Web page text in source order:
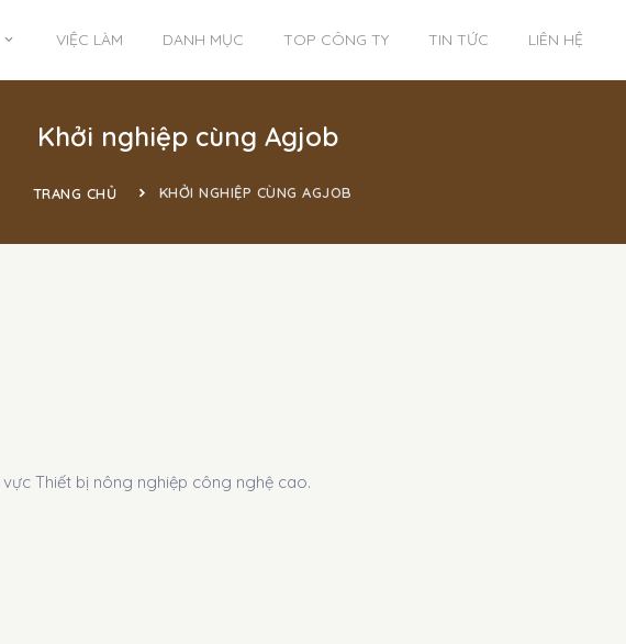
VIỆC LÀM DANH MỤC TOP CÔNG TY TIN TỨC LIÊN HỆ
Khởi nghiệp cùng Agjob
TRANG CHỦ KHỞI NGHIỆP CÙNG AGJOB
Thiết bị nông nghiệp công nghệ cao.